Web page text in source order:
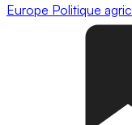
Europe Politique